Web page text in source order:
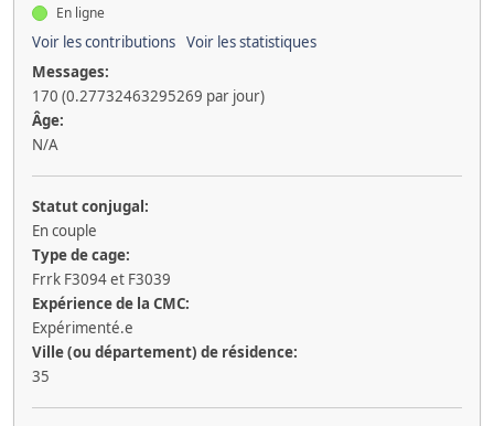
En ligne
Voir les contributions Voir les statistiques
Messages:
170 (0.27732463295269 par jour)
Âge:
N/A
Statut conjugal:
En couple
Type de cage:
Frrk F3094 et F3039
Expérience de la CMC:
Expérimenté.e
Ville (ou département) de résidence:
35